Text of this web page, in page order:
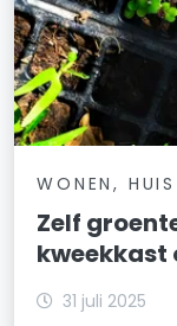
WONEN,
Zelf
kweekkast
31 juli 2025